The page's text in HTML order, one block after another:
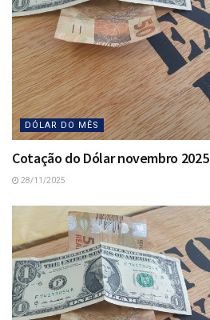
DÓLAR DO MÊS
Cotação do Dólar novembro 2025
28/11/2025